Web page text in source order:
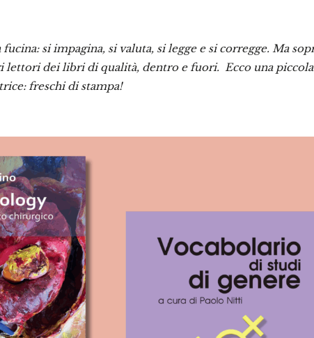
si impagina, si valuta, si legge e si corregge. Ma
lettori dei libri di qualità, dentro e fuori. Ecco una
freschi di stampa!